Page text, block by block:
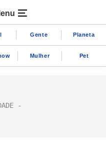
Gente Planeta
Mulher Pet